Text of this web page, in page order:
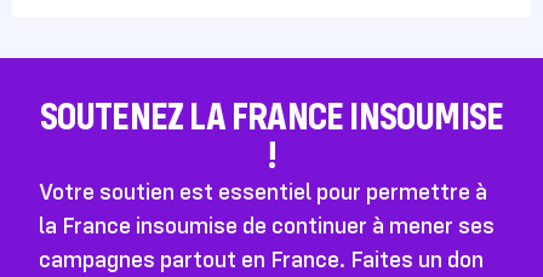
SOUTENEZ LA FRANCE INSOUMISE
!
Votre soutien est essentiel pour permettre à
la France insoumise de continuer à mener ses
campagnes partout en France. Faites un don